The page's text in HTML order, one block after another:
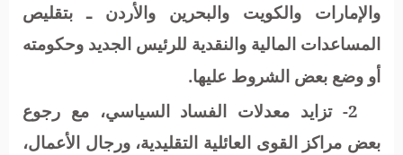
والإمارات والكويت والبحرين والأردن ـ بتقليص
المساعدات المالية والنقدية للرئيس الجديد وحكومته
أو وضع بعض الشروط عليها.
2- تزايد معدلات الفساد السياسي، مع رجوع
بعض مراكز القوى العائلية التقليدية، ورجال الأعمال،